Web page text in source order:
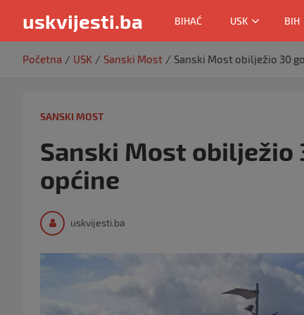
uskvijesti.ba BIHAĆ USK BIH
Početna USK Sanski Most Sanski Most obilježio 30
SANSKI MOST
Sanski Most obilježio
općine
uskvijesti.ba